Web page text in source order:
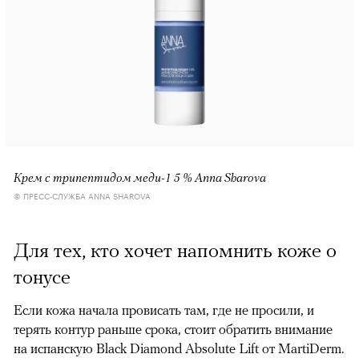
Крем с трипептидом меди-1 5 % Anna Sharova
© ПРЕСС-СЛУЖБА ANNA SHAROVA
Для тех, кто хочет напомнить коже о
тонусе
Если кожа начала провисать там, где не просили, и
терять контур раньше срока, стоит обратить внимание
на испанскую Black Diamond Absolute Lift от MartiDerm.